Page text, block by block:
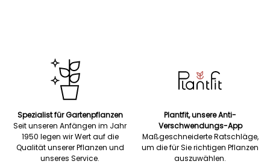
Spezialist für Gartenpflanzen
Seit unseren Anfängen im Jahr
1950 legen wir Wert auf die
Qualität unserer Pflanzen und
unseres Service.
Plantfit, unsere Anti-
Verschwendungs-App
Maßgeschneiderte Ratschläge,
um die für Sie richtigen Pflanzen
auszuwählen.